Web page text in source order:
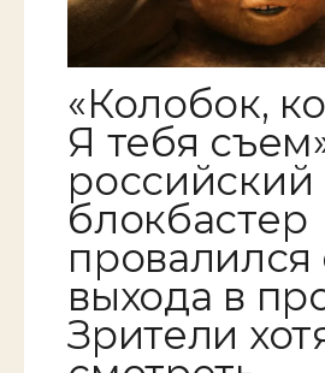
«Колобок,
Я тебя
российский
блокбастер
выхода в
Зрители